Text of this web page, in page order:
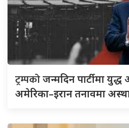
ट्रम्पकोजन्मदिन पार्टीमा
अमेरिका–इरान तनावमा